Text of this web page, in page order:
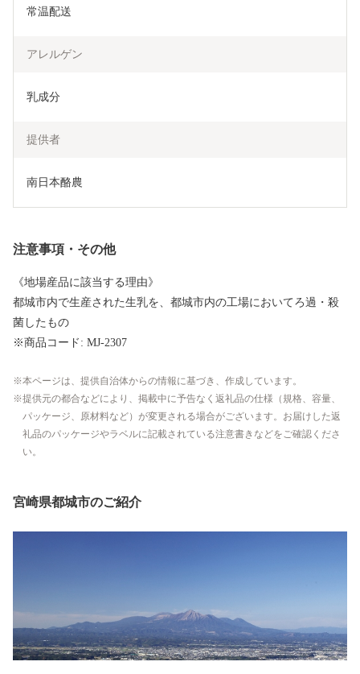
常温配送
アレルゲン
乳成分
提供者
南日本酪農
注意事項・その他
《地場産品に該当する理由》
都城市内で生産された生乳を、都城市内の工場においてろ過・殺
菌したもの
※商品コード: MJ-2307
本ページは、提供自治体からの情報に基づき、作成しています。
提供元の都合などにより、掲載中に予告なく返礼品の仕様（規格、容量、
パッケージ、原材料など）が変更される場合がございます。お届けした返
礼品のパッケージやラベルに記載されている注意書きなどをご確認くださ
い。
宮崎県都城市のご紹介